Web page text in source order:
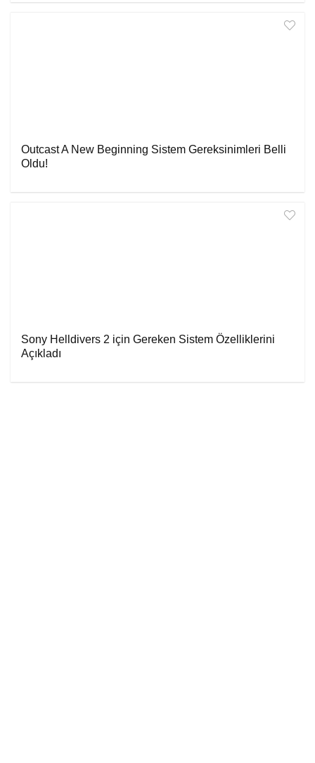
Outcast A New Beginning Sistem Gereksinimleri Belli
Oldu!
Sony Helldivers 2 için Gereken Sistem Özelliklerini
Açıkladı